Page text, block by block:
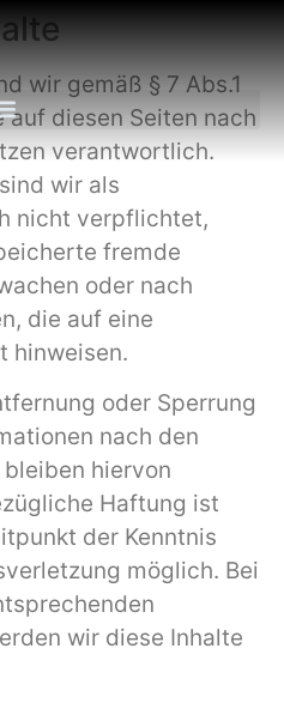
wir gemäß § 7 Abs.1
auf diesen Seiten nach
verantwortlich.
wir als
nicht verpflichtet,
fremde
oder nach
die auf eine
hinweisen.
oder Sperrung
nach den
hiervon
Haftung ist
der Kenntnis
möglich. Bei
wir diese Inhalte